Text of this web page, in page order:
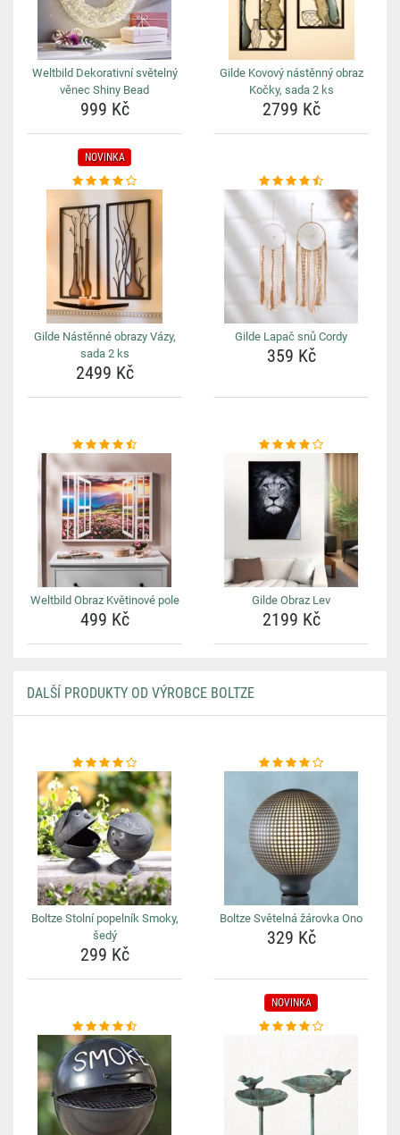
Weltbild Dekorativní světelný
věnec Shiny Bead
999 Kč
Gilde Kovový nástěnný obraz
Kočky, sada 2 ks
2799 Kč
NOVINKA
Gilde Nástěnné obrazy Vázy,
sada 2 ks
2499 Kč
Gilde Lapač snů Cordy
359 Kč
Weltbild Obraz Květinové pole
499 Kč
Gilde Obraz Lev
2199 Kč
DALŠÍ PRODUKTY OD VÝROBCE BOLTZE
Boltze Stolní popelník Smoky,
šedý
299 Kč
Boltze Světelná žárovka Ono
329 Kč
NOVINKA